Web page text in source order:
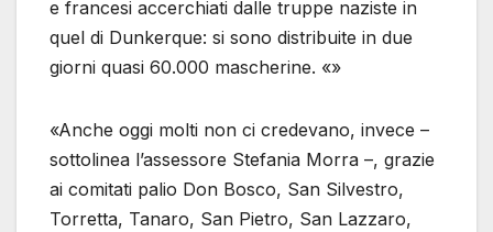
e francesi accerchiati dalle truppe naziste in
quel di Dunkerque: si sono distribuite in due
giorni quasi 60.000 mascherine. «»
«Anche oggi molti non ci credevano, invece –
sottolinea l’assessore Stefania Morra –, grazie
ai comitati palio Don Bosco, San Silvestro,
Torretta, Tanaro, San Pietro, San Lazzaro,